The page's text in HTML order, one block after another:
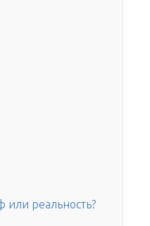
или реальность?